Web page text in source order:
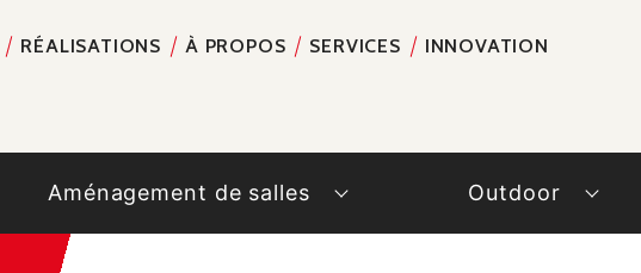
RÉALISATIONS À PROPOS SERVICES INNOVATION
Aménagement de salles Outdoor